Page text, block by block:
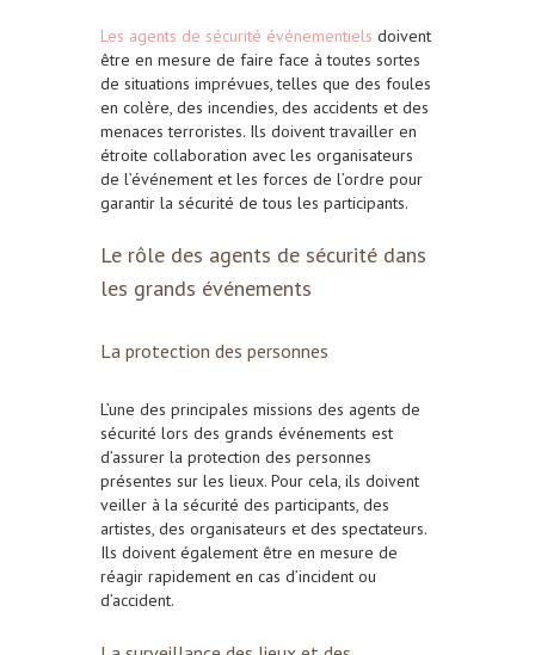
Les agents de sécurité événementiels doivent
être en mesure de faire face à toutes sortes
de situations imprévues, telles que des foules
en colère, des incendies, des accidents et des
menaces terroristes. Ils doivent travailler en
étroite collaboration avec les organisateurs
de l’événement et les forces de l’ordre pour
garantir la sécurité de tous les participants.
Le rôle des agents de sécurité dans
les grands événements
La protection des personnes
L’une des principales missions des agents de
sécurité lors des grands événements est
d’assurer la protection des personnes
présentes sur les lieux. Pour cela, ils doivent
veiller à la sécurité des participants, des
artistes, des organisateurs et des spectateurs.
Ils doivent également être en mesure de
réagir rapidement en cas d’incident ou
d’accident.